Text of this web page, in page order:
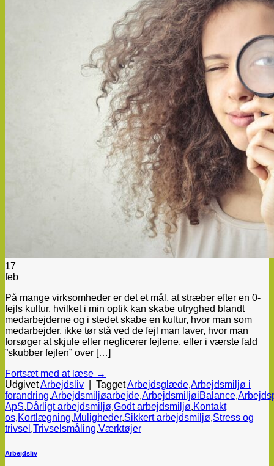
17
feb
På mange virksomheder er det et mål, at stræber efter en 0-
fejls kultur, hvilket i min optik kan skabe utryghed blandt
medarbejderne og i stedet skabe en kultur, hvor man som
medarbejder, ikke tør stå ved de fejl man laver, hvor man
forsøger at skjule eller neglicerer fejlene, eller i værste fald
”skubber fejlen” over […]
Fortsæt med at læse →
UdgivetArbejdsliv TaggetArbejdsglæde,Arbejdsmiljø i
forandring,Arbejdsmiljøarbejde,ArbejdsmiljøiBalance,
ApS,Dårligt arbejdsmiljø,Godt arbejdsmiljø,Kontakt
os,Kortlægning,Muligheder,Sikkert arbejdsmiljø,Stress og
trivsel ,Trivselsmåling,Værktøjer
Arbejdsliv